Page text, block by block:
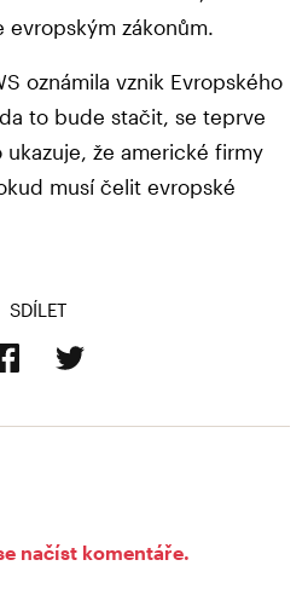
zákonům.
oznámila vznik Evropského
to bude stačit, se teprve
že americké firmy
musí čelit evropské
SDÍLET
načíst komentáře.